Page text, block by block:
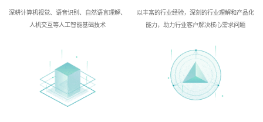
深耕计算机视觉、语音识别、自然语言理解、
人机交互等人工智能基础技术
以丰富的行业经验，深刻的行业理解和产品化
能力，助力行业客户解决核心需求问题